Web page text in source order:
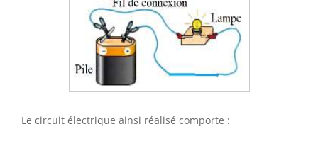
Le circuit électrique ainsi réalisé comporte :